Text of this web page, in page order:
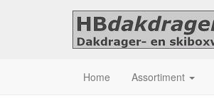
Home Assortiment